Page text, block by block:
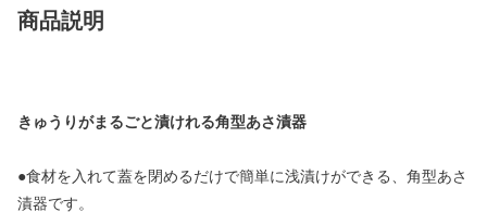
商品説明
きゅうりがまるごと漬けれる角型あさ漬器
●食材を入れて蓋を閉めるだけで簡単に浅漬けができる、角型あさ
漬器です。